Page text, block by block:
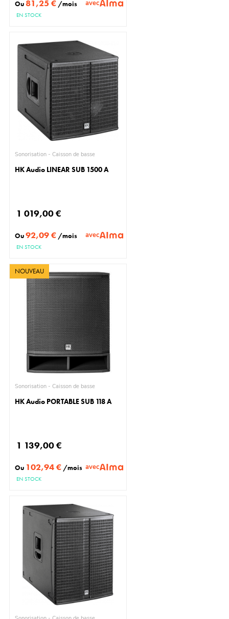
Ou 81,25 € /mois avec
EN STOCK
Sonorisation - Caisson de basse
HK Audio LINEAR SUB 1500 A
1 019,00 €
Ou92,09 € /mois avec
EN STOCK
NOUVEAU
Sonorisation - Caisson de basse
HK Audio PORTABLE SUB 118 A
1 139,00 €
Ou 102,94 € /mois avec
EN STOCK